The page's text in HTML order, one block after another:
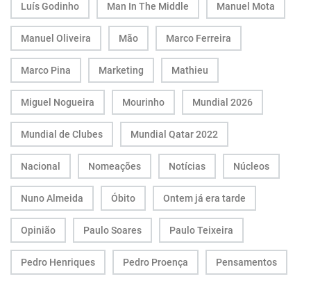
Luís Godinho Man In The Middle Manuel Mota
Manuel Oliveira Mão Marco Ferreira
Marco Pina Marketing Mathieu
Miguel Nogueira Mourinho Mundial 2026
Mundial de Clubes Mundial Qatar 2022
Nacional Nomeações Notícias Núcleos
Nuno Almeida Óbito Ontem já era tarde
Opinião Paulo Soares Paulo Teixeira
Pedro Henriques Pedro Proença Pensamentos